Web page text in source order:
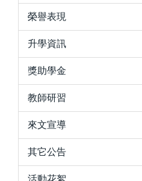
榮譽表現
升學資訊
獎助學金
教師研習
來文宣導
其它公告
活動花絮